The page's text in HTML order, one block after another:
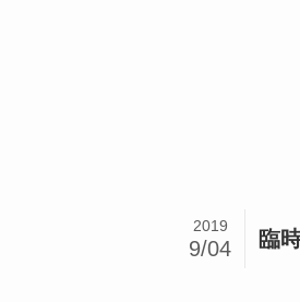
臨
2019
9/04